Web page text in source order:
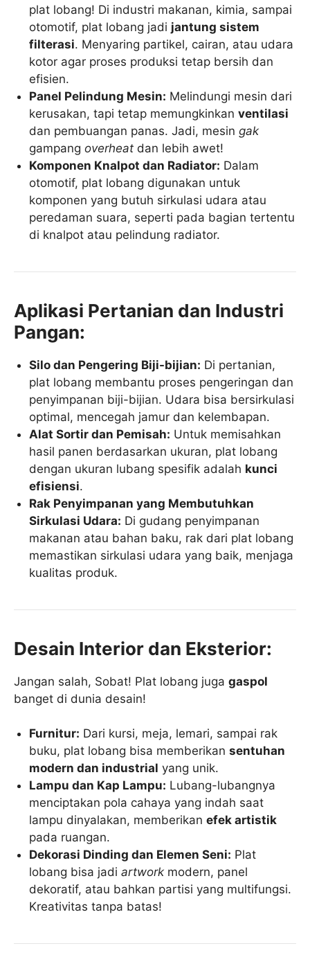
plat lobang! Di industri makanan, kimia, sampai
otomotif, plat lobang jadi jantung sistem
filterasi. Menyaring partikel, cairan, atau udara
kotor agar proses produksi tetap bersih dan
efisien.
Panel Pelindung Mesin: Melindungi mesin dari
kerusakan, tapi tetap memungkinkanventilasi
dan pembuangan panas. Jadi, mesingak
gampangoverheat dan lebih awet!
Komponen Knalpot dan Radiator: Dalam
otomotif, plat lobang digunakan untuk
komponen yang butuh sirkulasi udara atau
peredaman suara, seperti pada bagian tertentu
di knalpot atau pelindung radiator.
Aplikasi Pertanian dan Industri
Pangan:
Silo dan Pengering Biji-bijian: Di pertanian,
plat lobang membantu proses pengeringan dan
penyimpanan biji-bijian. Udara bisa bersirkulasi
optimal, mencegah jamur dan kelembapan.
Alat Sortir dan Pemisah: Untuk memisahkan
hasil panen berdasarkan ukuran, plat lobang
dengan ukuran lubang spesifik adalah kunci
efisiensi.
Rak Penyimpanan yang Membutuhkan
Sirkulasi Udara: Di gudang penyimpanan
makanan atau bahan baku, rak dari plat lobang
memastikan sirkulasi udara yang baik, menjaga
kualitas produk.
Desain Interior dan Eksterior:
Jangan salah, Sobat! Plat lobang juga gaspol
banget di dunia desain!
Furnitur: Dari kursi, meja, lemari, sampai rak
buku, plat lobang bisa memberikansentuhan
modern dan industrial yang unik.
Lampu dan Kap Lampu: Lubang-lubangnya
menciptakan pola cahaya yang indah saat
lampu dinyalakan, memberikanefek artistik
pada ruangan.
Dekorasi Dinding dan Elemen Seni: Plat
lobang bisa jadiartwork modern, panel
dekoratif, atau bahkan partisi yang multifungsi.
Kreativitas tanpa batas!